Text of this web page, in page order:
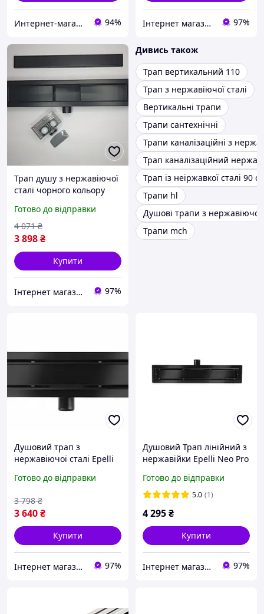
Интернет-магазин Строй Дом 94% Інтернет магазин Supersantehnika.com.ua 97%
Трап душу з нержавіючої
сталі чорного кольору
Готово до відправки
3 898₴
4 071 ₴
Купити
Інтернет магазин Supersantehnika.com.ua 97%
Дивись також
Трап вертикальний 110
Трап з нержавіючої сталі
Вертикальні трапи
Трапи сантехнічні
Трапи каналізаційні з
Трап каналізаційний
Трап із неіржавкої сталі 90
Трапи hl
Душові трапи з нержавіючої
Трапи mch
Душовий трап з
нержавіючої сталі Epelli
Готово до відправки
3 640₴
3 798 ₴
Купити
Інтернет магазин Supersantehnika.com.ua 97%
Душовий Трап лінійний з
нержавійки Epelli Neo Pro
Готово до відправки
5.0 (1)
4 295₴
Купити
Інтернет магазин Supersantehnika.com.ua 97%